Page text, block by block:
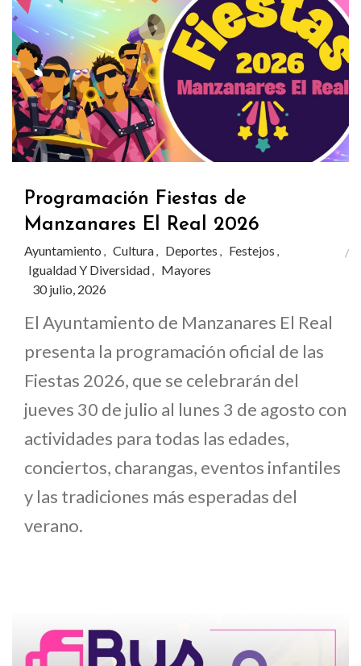
Programación Fiestas de
Manzanares El Real 2026
Ayuntamiento , Cultura, Deportes , Festejos ,
Igualdad Y Diversidad, Mayores
30 julio, 2026
El Ayuntamiento de Manzanares El Real
presenta la programación oficial de las
Fiestas 2026, que se celebrarán del
jueves 30 de julio al lunes 3 de agosto con
actividades para todas las edades,
conciertos, charangas, eventos infantiles
y las tradiciones más esperadas del
verano.